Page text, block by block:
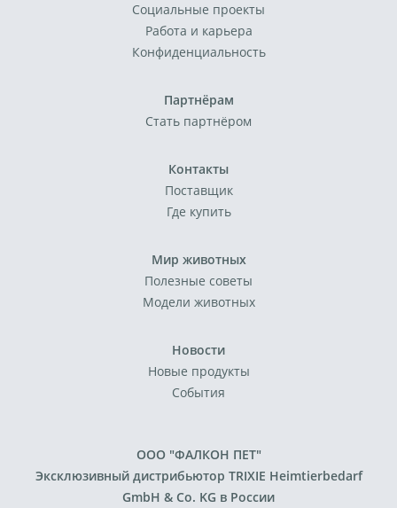
Социальные проекты
Работа и карьера
Конфиденциальность
Партнёрам
Стать партнёром
Контакты
Поставщик
Где купить
Мир животных
Полезные советы
Модели животных
Новости
Новые продукты
События
ООО "ФАЛКОН ПЕТ"
Эксклюзивный дистрибьютор TRIXIE Heimtierbedarf
GmbH & Co. KG в России